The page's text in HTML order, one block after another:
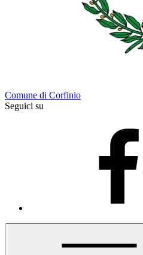
Comune di Corfinio
Seguici su